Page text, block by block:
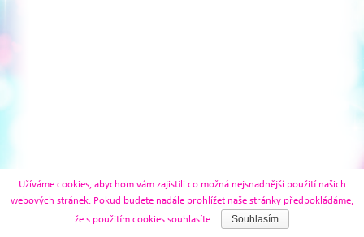
Užíváme cookies, abychom vám zajistili co možná nejsnadnější použití našich
webových stránek. Pokud budete nadále prohlížet naše stránky předpokládáme,
že s použitím cookies souhlasíte.
Souhlasím